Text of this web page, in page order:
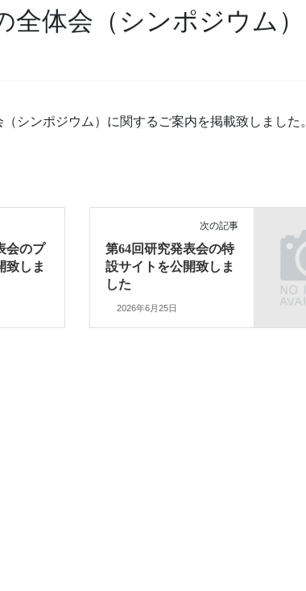
全体会（シンポジウム
シンポジウム）に関するご案内を掲載致しました。
会のプ
致しま
次の記事
第64回研究発表会の特
設サイトを公開致しま
した
2026年6月25日